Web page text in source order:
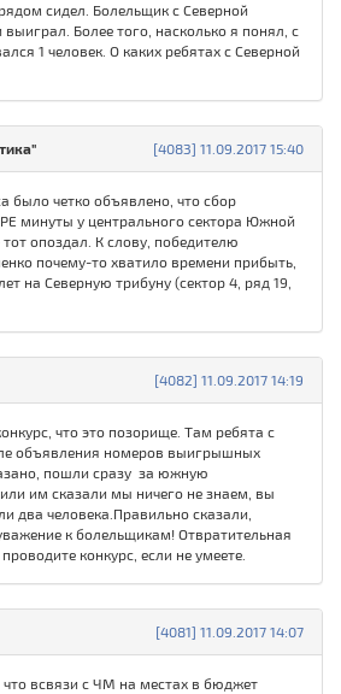
сидел. Болельщик с Северной
Более того, насколько я понял, с
1 человек. О каких ребятах с Северной
[4083] 11.09.2017 15:40
было четко объявлено, что сбор
минуты у центрального сектора Южной
опоздал. К слову, победителю
почему-то хватило времени прибыть,
на Северную трибуну (сектор 4, ряд 19,
[4082] 11.09.2017 14:19
что это позорище. Там ребята с
объявления номеров выигрышных
пошли сразу за южную
им сказали мы ничего не знаем, вы
два человека.Правильно сказали,
к болельщикам! Отвратительная
конкурс, если не умеете.
[4081] 11.09.2017 14:07
что всвязи с ЧМ на местах в бюджет